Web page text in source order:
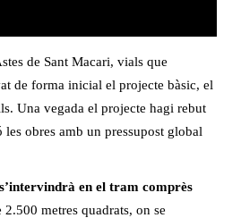
de Sant Macari, vials que
de forma inicial el projecte bàsic, el
Una vegada el projecte hagi rebut
obres amb un pressupost global
en el tram comprès
metres quadrats, on se